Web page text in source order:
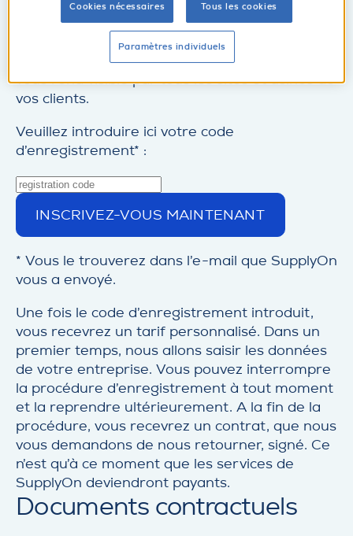
nombreux services qui vous permettront
d’optimiser la transparence et la qualité des
processus avec vos clients, mais aussi dans
votre propre organisation. L’enregistrement
vous rend visible par tous les sites et usines de
vos clients.
Veuillez introduire ici votre code
d’enregistrement* :
INSCRIVEZ-VOUS MAINTENANT
* Vous le trouverez dans l’e-mail que SupplyOn
vous a envoyé.
Une fois le code d’enregistrement introduit,
vous recevrez un tarif personnalisé. Dans un
premier temps, nous allons saisir les données
de votre entreprise. Vous pouvez interrompre
la procédure d’enregistrement à tout moment
et la reprendre ultérieurement. A la fin de la
procédure, vous recevrez un contrat, que nous
vous demandons de nous retourner, signé. Ce
n’est qu’à ce moment que les services de
SupplyOn deviendront payants.
Documents contractuels
Cookies nécessaires Tous les cookies
Paramètres individuels